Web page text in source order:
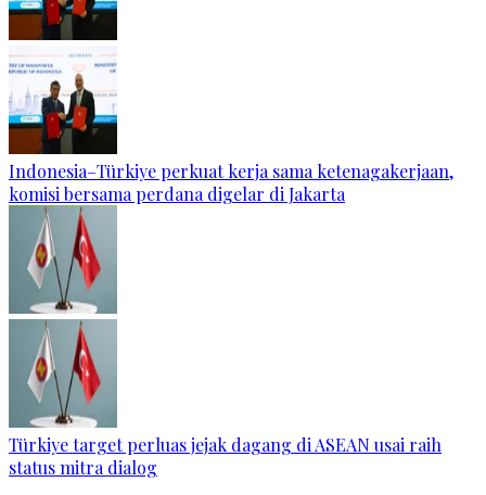
Indonesia–Türkiye perkuat kerja sama ketenagakerjaan,
komisi bersama perdana digelar di Jakarta
Türkiye target perluas jejak dagang di ASEAN usai raih
status mitra dialog